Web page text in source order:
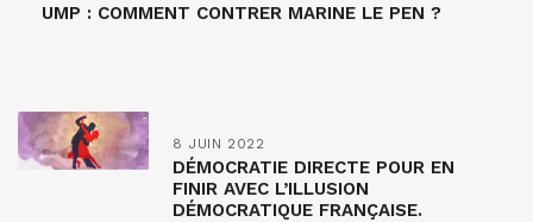
UMP : COMMENT CONTRER MARINE LE PEN ?
8 JUIN 2022
DÉMOCRATIE DIRECTE POUR EN
FINIR AVEC L’ILLUSION
DÉMOCRATIQUE FRANÇAISE.